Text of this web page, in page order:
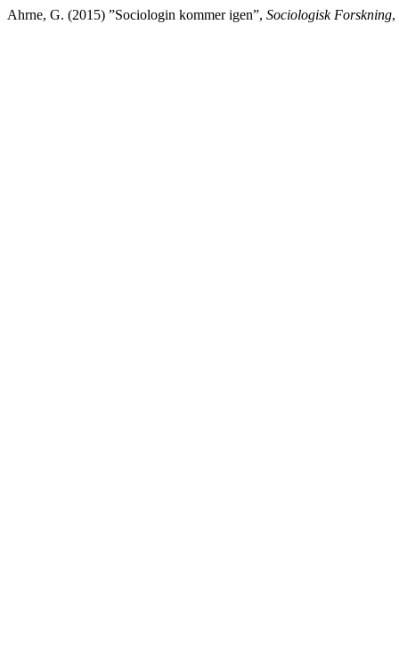
Ahrne, G. (2015) ”Sociologin kommer igen”, Sociologisk Forskning,